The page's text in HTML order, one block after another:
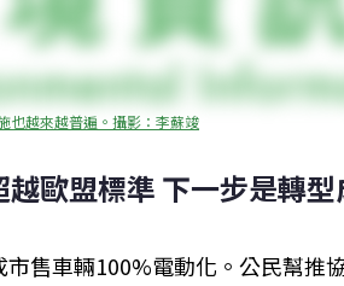
也越來越普遍。攝影：李蘇竣
歐盟標準 下一步是轉
市售車輛100%電動化。公民幫推